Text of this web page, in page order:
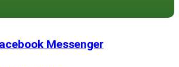
Messenger